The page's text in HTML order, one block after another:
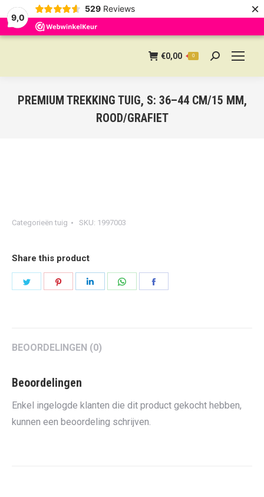
9,0
529 Reviews ×
€0,00 0 Search:
PREMIUM TREKKING TUIG, S: 36–44 CM/15 MM,
ROOD/GRAFIET
Categorieëntuig SKU: 1997003
Share this product
BEOORDELINGEN (0)
Beoordelingen
Enkel ingelogde klanten die dit product gekocht hebben,
kunnen een beoordeling schrijven.